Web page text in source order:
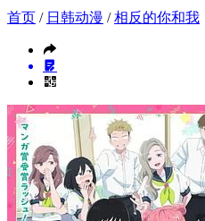
首页 / 日韩动漫 /相反的你和我